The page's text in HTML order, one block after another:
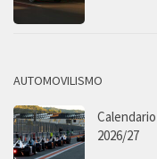
AUTOMOVILISMO
2026/27